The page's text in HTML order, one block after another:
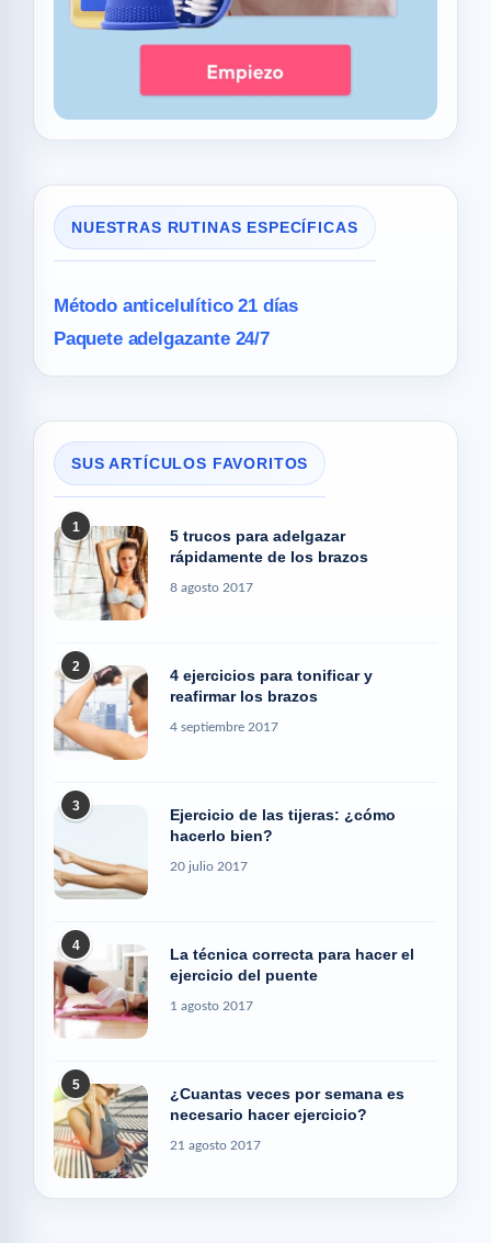
NUESTRAS RUTINAS ESPECÍFICAS
Método anticelulítico 21 días
Paquete adelgazante 24/7
SUS ARTÍCULOS FAVORITOS
1
5 trucos para adelgazar
rápidamente de los brazos
8 agosto 2017
2
4 ejercicios para tonificar y
reafirmar los brazos
4 septiembre 2017
3
Ejercicio de las tijeras: ¿cómo
hacerlo bien?
20 julio 2017
4
La técnica correcta para hacer el
ejercicio del puente
1 agosto 2017
5
¿Cuantas veces por semana es
necesario hacer ejercicio?
21 agosto 2017